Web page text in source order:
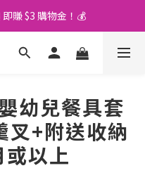
運費🤩
賺 $3 購物金！💰
運費🤩
幼兒餐具套
叉+附送收納
以上